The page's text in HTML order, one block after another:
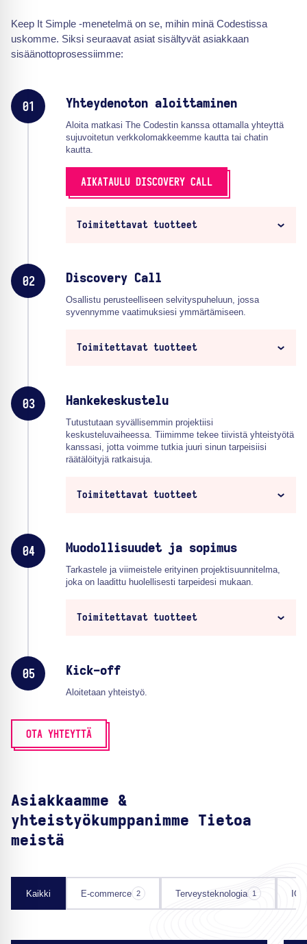
Keep It Simple -menetelmä on se, mihin minä Codestissa
uskomme. Siksi seuraavat asiat sisältyvät asiakkaan
sisäänottoprosessiimme:
01 Yhteydenoton aloittaminen
Aloita matkasi The Codestin kanssa ottamalla yhteyttä
sujuvoitetun verkkolomakkeemme kautta tai chatin
kautta.
AIKATAULU DISCOVERY CALL
Toimitettavat tuotteet
02 Discovery Call
Osallistu perusteelliseen selvityspuheluun, jossa
syvennymme vaatimuksiesi ymmärtämiseen.
Toimitettavat tuotteet
03 Hankekeskustelu
Tutustutaan syvällisemmin projektiisi
keskusteluvaiheessa. Tiimimme tekee tiivistä yhteistyötä
kanssasi, jotta voimme tutkia juuri sinun tarpeisiisi
räätälöityjä ratkaisuja.
Toimitettavat tuotteet
04 Muodollisuudet ja sopimus
Tarkastele ja viimeistele erityinen projektisuunnitelma,
joka on laadittu huolellisesti tarpeidesi mukaan.
Toimitettavat tuotteet
05 Kick-off
Aloitetaan yhteistyö.
OTA YHTEYTTÄ
Asiakkaamme &
yhteistyökumppanimme Tietoa
meistä
Kaikki E-commerce 2 Terveysteknologia 1 IOT